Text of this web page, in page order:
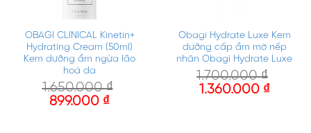
OBAGI CLINICAL Kinetin+
Hydrating Cream (50ml)
Kem dưỡng ẩm ngừa lão
hoá da
1.650.000₫
899.000 ₫
Obagi Hydrate Luxe Kem
dưỡng cấp ẩm mờ nếp
nhăn Obagi Hydrate Luxe
1.700.000₫
1.360.000 ₫